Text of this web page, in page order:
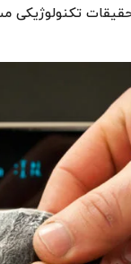
تکنولوژیکی